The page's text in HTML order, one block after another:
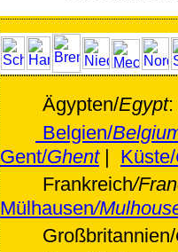
Ägypten/Egypt
Belgien/
Gent/Ghent| Küste/
Frankreich/
Mülhausen/
Großbritannien/